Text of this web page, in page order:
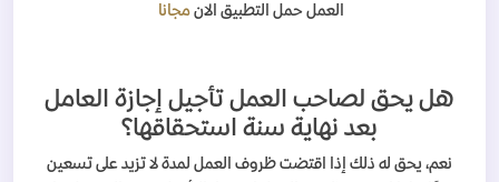
العمل حمل التطبيق الان مجانا
هل يحق لصاحب العمل تأجيل إجازة العامل
بعد نهاية سنة استحقاقها؟
نعم، يحق له ذلك إذا اقتضت ظروف العمل لمدة لا تزيد على تسعين